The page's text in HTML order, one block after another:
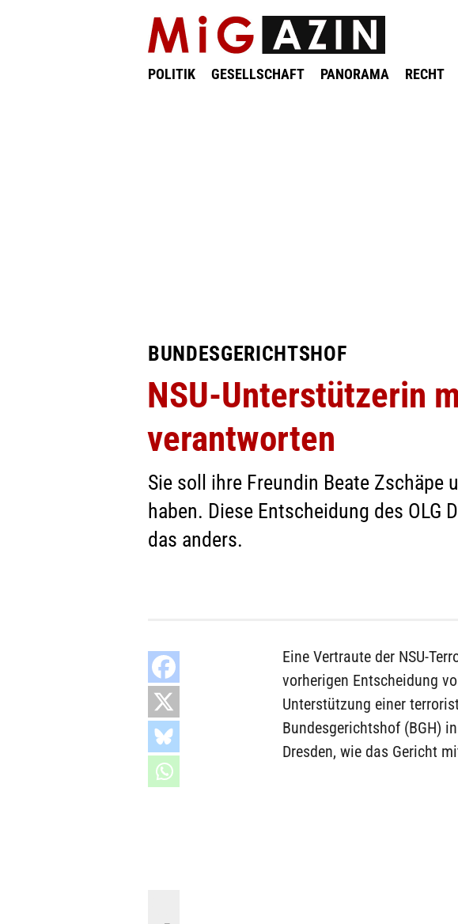
POLITIK GESELLSCHAFT PANORAMA RECHT
BUNDESGERICHTSHOF
NSU-Unterstützerin
verantworten
Sie soll ihre Freundin Beate Zschäpe
haben. Diese Entscheidung des
das anders.
Eine Vertraute der NSU-
vorherigen Entscheidung
Unterstützung einer
Bundesgerichtshof (BGH)
Dresden, wie das Gericht